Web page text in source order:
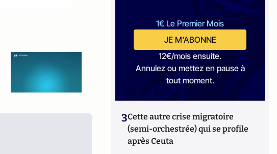
1€ Le Premier Mois
JE M'ABONNE
12€/mois ensuite.
Annulez ou mettez en pause à
tout moment.
3Cette autre crise migratoire
(semi-orchestrée) qui se profile
après Ceuta